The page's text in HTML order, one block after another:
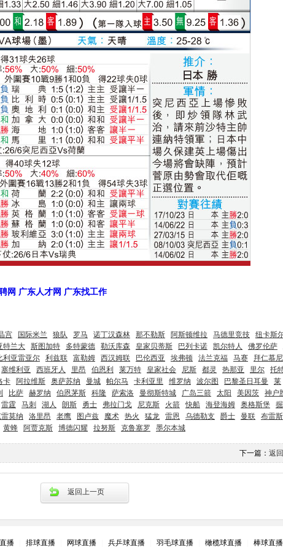
网 广东人才网 广东找工作
宫 国际米兰 狼队 罗马 诺丁汉森林 那不勒斯 阿斯顿维拉 马德里竞技
纽卡斯
特兰大 斯图加特 多特蒙德 勒沃库森 皇家贝蒂斯 巴列卡诺 凯尔特人 佛罗伦萨
利亚雷亚尔 利兹联 富勒姆 西汉姆联 巴伦西亚 埃弗顿 法兰克福 马赛
拜仁慕尼
塞维利亚 西班牙人 里昂 伯恩利 莱万特 皇家社会 尼斯 都灵 热那亚 里尔
托
卡 阿拉维斯 奥萨苏纳 曼城 帕尔马 卡利亚里 维罗纳 波尔图 巴黎圣日耳曼
莱
比萨 赫罗纳 伯恩茅斯 科隆 萨索洛 曼彻斯特城 广岛三箭 太阳 美因茨
神户
雷霆 马刺 湖人 朗斯 勇士 弗拉门戈 尼克斯 火箭 快船 海登海姆 奥格斯堡
掘
雷莫纳 洛里昂 老鹰 图卢兹 魔术 热火 猛龙 雷恩 乌德勒支 爵士 曼联
布雷斯
黄蜂 阿贾克斯 博德闪耀 拉努斯 克鲁塞罗 墨尔本城
下一篇： 返
返回上一页
播 排球直播 网球直播 兵乒球直播 羽毛球直播 橄榄球直播 棒球直播